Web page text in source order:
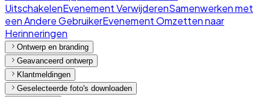
UitschakelenEvenement VerwijderenSamenwerken met
een Andere GebruikerEvenement Omzetten naar
Herinneringen
Ontwerp en branding
Geavanceerd ontwerp
Klantmeldingen
Geselecteerde foto's downloaden